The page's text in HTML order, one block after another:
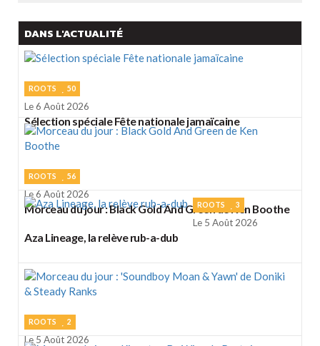
DANS L'ACTUALITÉ
ROOTS 50
Le 6 Août 2026
Sélection spéciale Fête nationale jamaïcaine
ROOTS 56
Le 6 Août 2026
Morceau du jour : Black Gold And Green de Ken Boothe
ROOTS 3
Le 5 Août 2026
Aza Lineage, la relève rub-a-dub
ROOTS 2
Le 5 Août 2026